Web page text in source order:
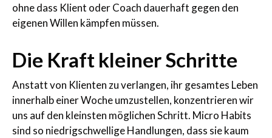
ohne dass Klient oder Coach dauerhaft gegen den
eigenen Willen kämpfen müssen.
Die Kraft kleiner Schritte
Anstatt von Klienten zu verlangen, ihr gesamtes Leben
innerhalb einer Woche umzustellen, konzentrieren wir
uns auf den kleinsten möglichen Schritt. Micro Habits
sind so niedrigschwellige Handlungen, dass sie kaum